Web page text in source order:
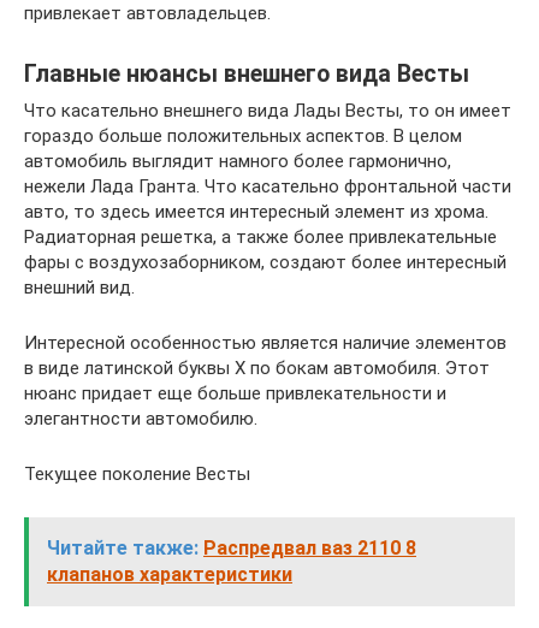
привлекает автовладельцев.
Главные нюансы внешнего вида Весты
Что касательно внешнего вида Лады Весты, то он имеет
гораздо больше положительных аспектов. В целом
автомобиль выглядит намного более гармонично,
нежели Лада Гранта. Что касательно фронтальной части
авто, то здесь имеется интересный элемент из хрома.
Радиаторная решетка, а также более привлекательные
фары с воздухозаборником, создают более интересный
внешний вид.
Интересной особенностью является наличие элементов
в виде латинской буквы X по бокам автомобиля. Этот
нюанс придает еще больше привлекательности и
элегантности автомобилю.
Текущее поколение Весты
Читайте также: Распредвал ваз 2110 8
клапанов характеристики